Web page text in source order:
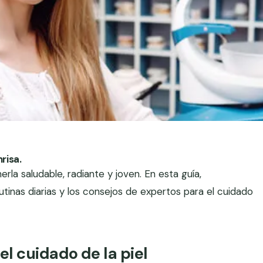
saludable, radiante y joven. En esta guía,
diarias y los consejos de expertos para el cuidado
cuidado de la piel